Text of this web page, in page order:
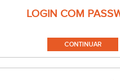
LOGIN COM